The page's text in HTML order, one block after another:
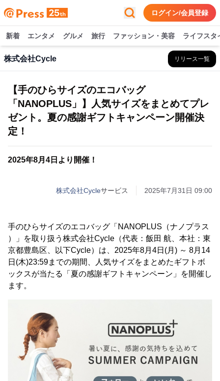
ログイン/会員登録
新着 エンタメ グルメ 旅行 ファッション・美容 ライフスタ
株式会社Cycle リリース一覧
【手のひらサイズのエコバッグ
「NANOPLUS」】人気サイズをまとめてプレ
ゼント。夏の感謝ギフトキャンペーン開催決
定！
2025年8月4日より開催！
株式会社Cycleサービス 2025年7月31日 09:00
手のひらサイズのエコバッグ「NANOPLUS（ナノプラス
）」を取り扱う株式会社Cycle（代表：飯田 航、本社：東
京都豊島区、以下Cycle）は、2025年8月4日(月) ～ 8月14
日(木)23:59までの期間、人気サイズをまとめたギフトボ
ックスが当たる「夏の感謝ギフトキャンペーン」を開催し
ます。